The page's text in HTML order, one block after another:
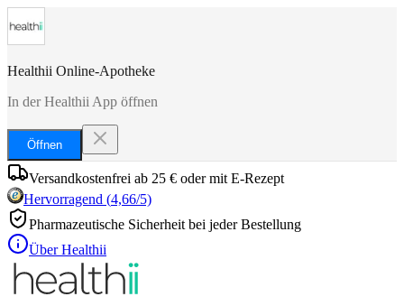
Healthii Online-Apotheke
In der Healthii App öffnen
Öffnen
Versandkostenfrei ab 25 € oder mit E-Rezept
Hervorragend (4,66/5)
Pharmazeutische Sicherheit bei jeder Bestellung
Über Healthii